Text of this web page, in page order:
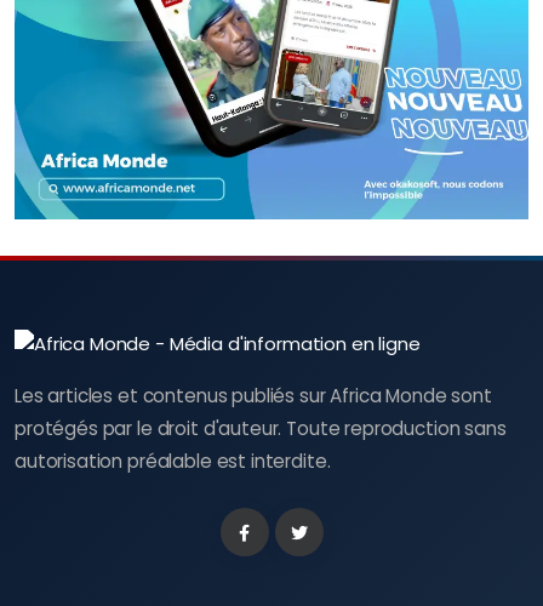
Les articles et contenus publiés sur Africa Monde sont
protégés par le droit d'auteur. Toute reproduction sans
autorisation préalable est interdite.
FacebookTwitter